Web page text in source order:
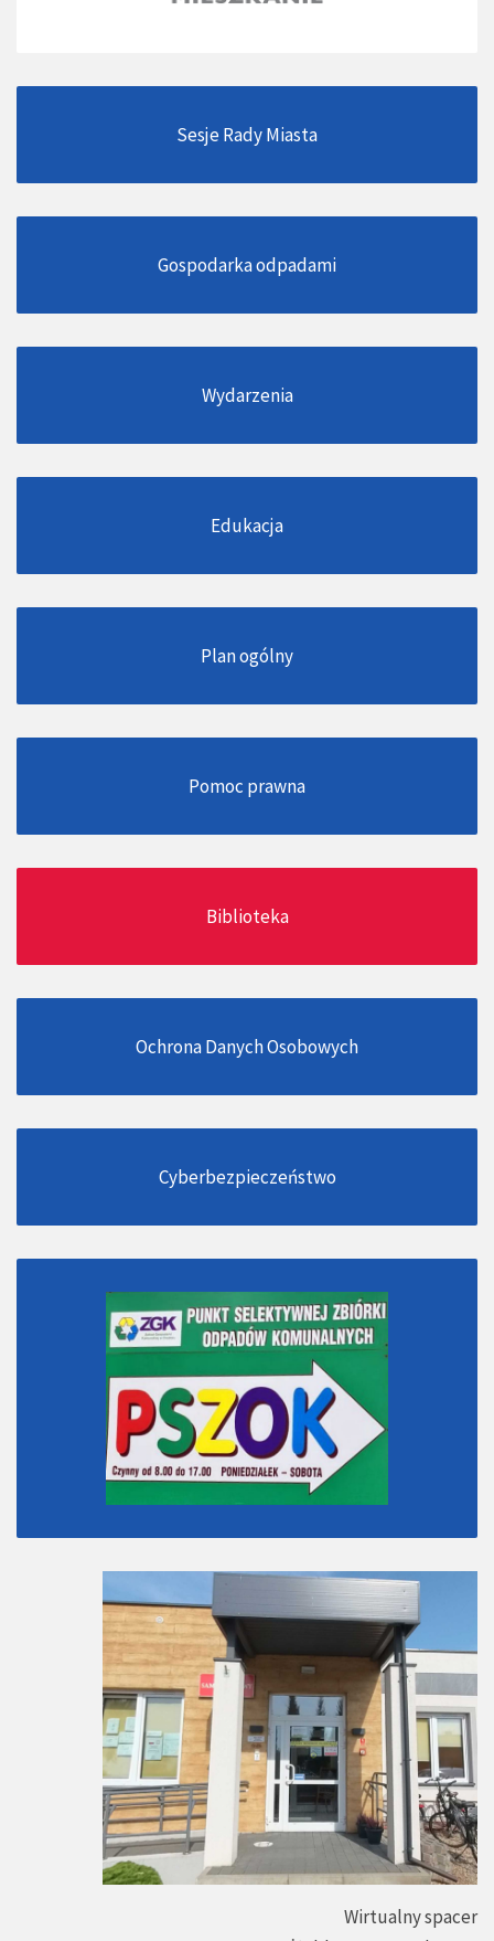
Sesje Rady Miasta
Gospodarka odpadami
Wydarzenia
Edukacja
Plan ogólny
Pomoc prawna
Biblioteka
Ochrona Danych Osobowych
Cyberbezpieczeństwo
Wirtualny spacer